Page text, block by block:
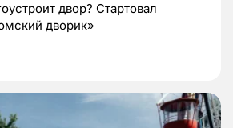
двор? Стартовал
дворик»